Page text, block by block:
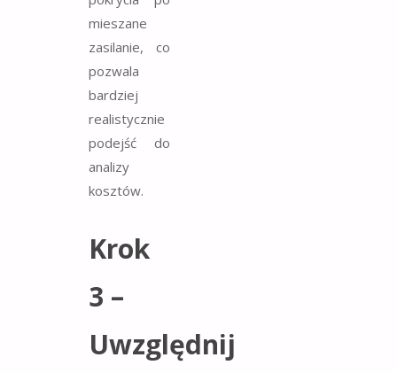
mieszane
zasilanie, co
pozwala
bardziej
realistycznie
podejść do
analizy
kosztów.
Krok
3 –
Uwzględnij